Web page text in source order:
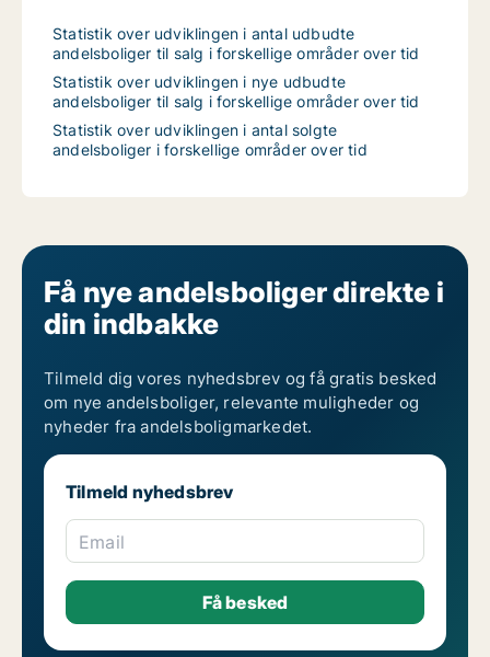
Statistik over udviklingen i antal udbudte
andelsboliger til salg i forskellige områder over tid
Statistik over udviklingen i nye udbudte
andelsboliger til salg i forskellige områder over tid
Statistik over udviklingen i antal solgte
andelsboliger i forskellige områder over tid
Få nye andelsboliger direkte i
din indbakke
Tilmeld dig vores nyhedsbrev og få gratis besked
om nye andelsboliger, relevante muligheder og
nyheder fra andelsboligmarkedet.
Tilmeld nyhedsbrev
Email